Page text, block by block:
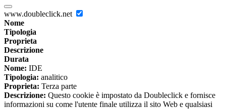
www.doubleclick.net
Nome
Tipologia
Proprieta
Descrizione
Durata
Nome: IDE
Tipologia: analitico
Proprieta: Terza parte
Descrizione: Questo cookie è impostato da Doubleclick e fornisce
informazioni su come l'utente finale utilizza il sito Web e qualsiasi